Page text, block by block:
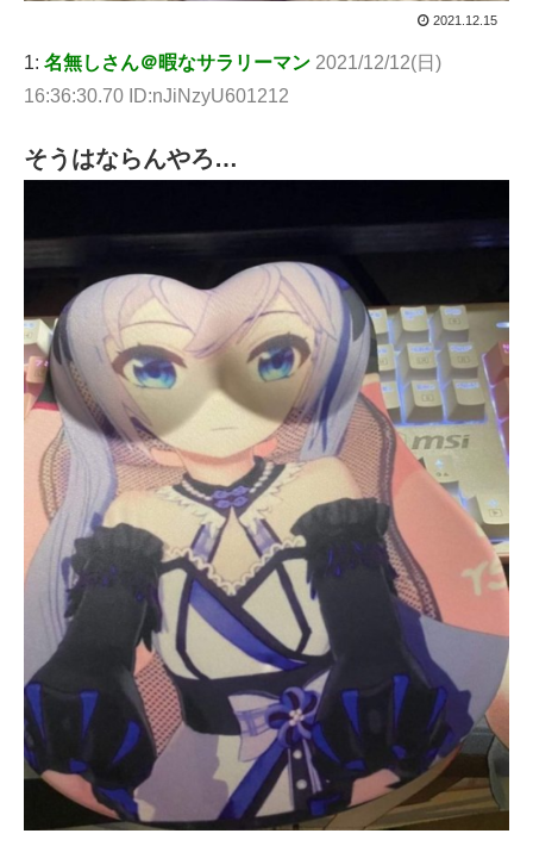
2021.12.15
1: 名無しさん＠暇なサラリーマン 2021/12/12(日)
16:36:30.70 ID:nJiNzyU601212
そうはならんやろ…